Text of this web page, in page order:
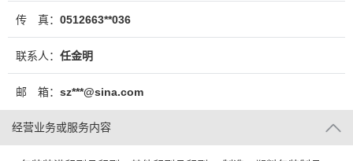
传 真： 0512663**036
联系人： 任金明
邮 箱： sz***@sina.com
经营业务或服务内容